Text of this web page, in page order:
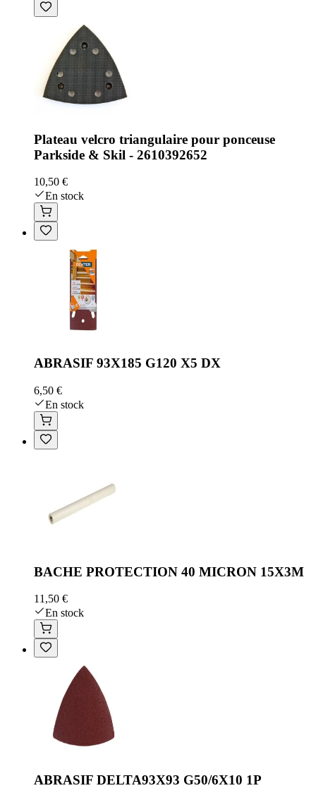
Plateau velcro triangulaire pour ponceuse
Parkside & Skil - 2610392652
10,50 €
En stock
ABRASIF 93X185 G120 X5 DX
6,50 €
En stock
BACHE PROTECTION 40 MICRON 15X3M
11,50 €
En stock
ABRASIF DELTA93X93 G50/6X10 1P